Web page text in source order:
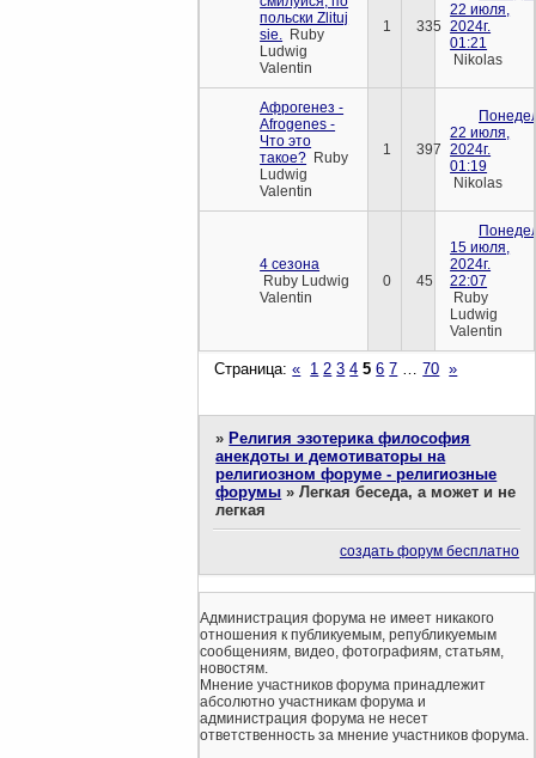
польски Zlituj
sie.
Ruby
Ludwig
Valentin
1 335
22 июля,
2024г.
01:21
Nikolas
Афрогенез -
Afrogenes -
Что это
такое? Ruby
Ludwig
Valentin
1 397
22 июля,
2024г.
01:19
Nikolas
4 сезона
Ruby Ludwig
Valentin
0 45
15 июля,
2024г.
22:07
Ruby
Ludwig
Valentin
Страница:« 1 2 3 4 5 6 7 … 70 »
»Религия эзотерика философия
анекдоты и демотиваторы на
религиозном форуме - религиозные
форумы »Легкая беседа, а может и не
легкая
создать форум бесплатно
Администрация форума не имеет никакого
отношения к публикуемым, републикуемым
сообщениям, видео, фотографиям, статьям,
новостям.
Мнение участников форума принадлежит
абсолютно участникам форума и
администрация форума не несет
ответственность за мнение участников форума.